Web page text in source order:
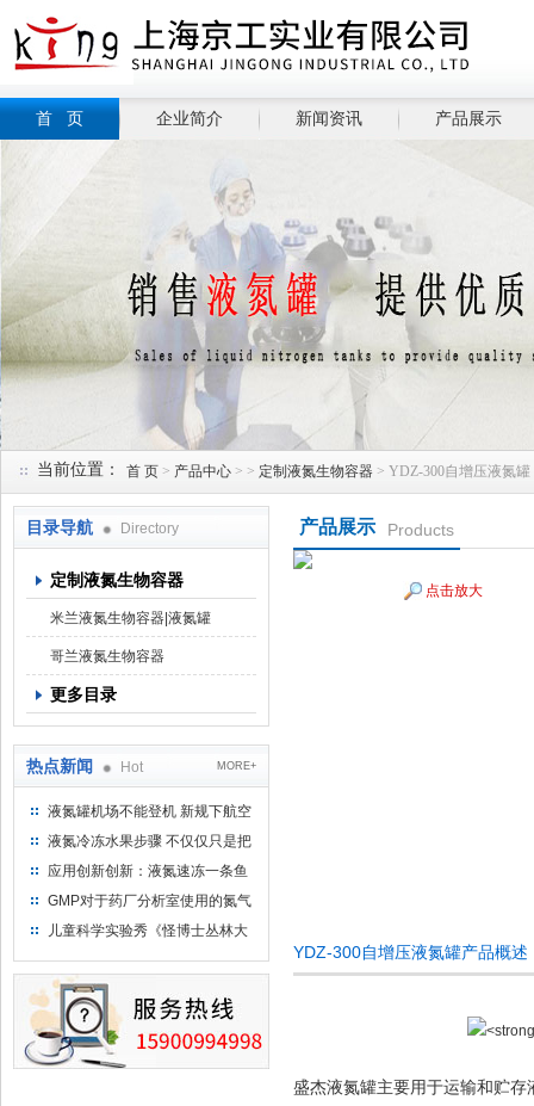
上海京工实业有限公司
首 页 企业简介 新闻资讯 产品展示
当前位置： 首 页 > 产品中心 > > 定制液氮生物容器 > YDZ-300自增压液氮罐
目录导航 Directory
定制液氮生物容器
米兰液氮生物容器|液氮罐
哥兰液氮生物容器
更多目录
热点新闻 Hot MORE+
液氮罐机场不能登机 新规下航空
运输罐能否上飞机
液氮冷冻水果步骤 不仅仅只是把
水果扔到液氮中
应用创新创新：液氮速冻一条鱼
只需15分钟 保持活鲜一整年
GMP对于药厂分析室使用的氮气
钢瓶存放标准
儿童科学实验秀《怪博士丛林大
及
产品展示 Products
点击放大
YDZ-300自增压液氮罐产品概述
盛杰液氮罐主要用于运输和贮